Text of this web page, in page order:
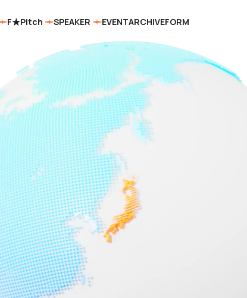
F★Pitch SPEAKER EVENTARCHIVEFORM